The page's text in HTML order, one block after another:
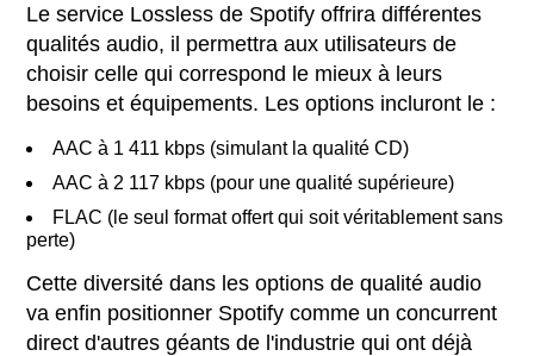
Le service Lossless de Spotify offrira différentes
qualités audio, il permettra aux utilisateurs de
choisir celle qui correspond le mieux à leurs
besoins et équipements. Les options incluront le :
AAC à 1 411 kbps (simulant la qualité CD)
AAC à 2 117 kbps (pour une qualité supérieure)
FLAC (le seul format offert qui soit véritablement sans
perte)
Cette diversité dans les options de qualité audio
va enfin positionner Spotify comme un concurrent
direct d'autres géants de l'industrie qui ont déjà